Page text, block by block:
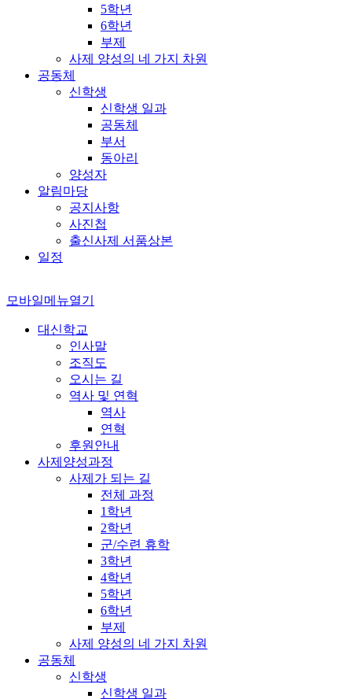
5학년
6학년
부제
사제 양성의 네 가지 차원
공동체
신학생
신학생 일과
공동체
부서
동아리
양성자
알림마당
공지사항
사진첩
출신사제 서품상본
일정
모바일메뉴열기
대신학교
인사말
조직도
오시는 길
역사 및 연혁
역사
연혁
후원안내
사제양성과정
사제가 되는 길
전체 과정
1학년
2학년
군/수련 휴학
3학년
4학년
5학년
6학년
부제
사제 양성의 네 가지 차원
공동체
신학생
신학생 일과